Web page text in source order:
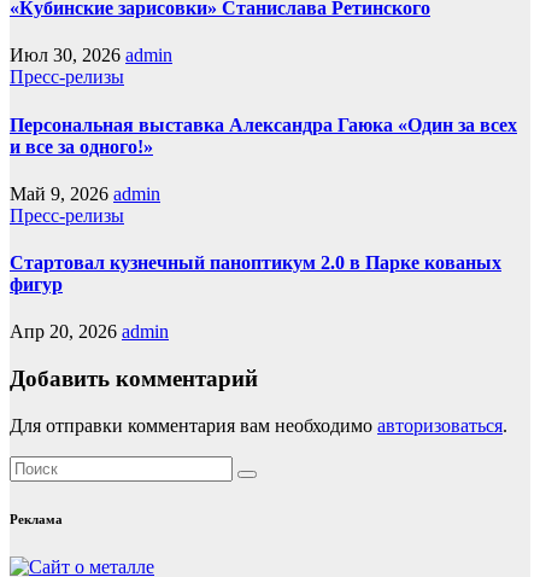
«Кубинские зарисовки» Станислава Ретинского
Июл 30, 2026 admin
Пресс-релизы
Персональная выставка Александра Гаюка «Один за всех
и все за одного!»
Май 9, 2026 admin
Пресс-релизы
Стартовал кузнечный паноптикум 2.0 в Парке кованых
фигур
Апр 20, 2026 admin
Добавить комментарий
Для отправки комментария вам необходимо авторизоваться.
Реклама